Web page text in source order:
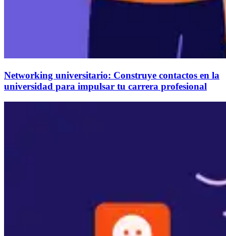
Networking universitario: Construye contactos en la
universidad para impulsar tu carrera profesional